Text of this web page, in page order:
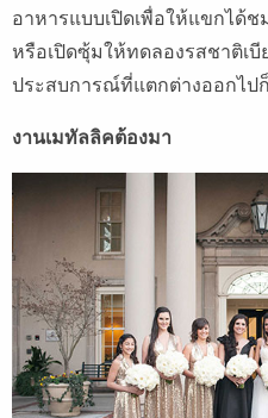
อาหารแบบเปิดเพื่อให้แขกได้
หรือเปิดซุ้มให้ทดลองรสชาติเ
ประสบการณ์ที่แตกต่างออกไปก็
งานเมทัลลิคต้องมา